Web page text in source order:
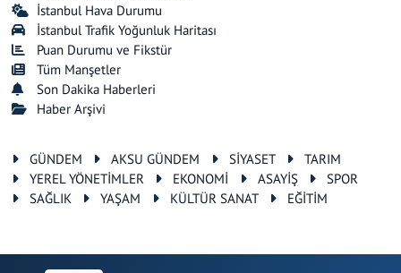
İstanbul Hava Durumu
İstanbul Trafik Yoğunluk Haritası
Puan Durumu ve Fikstür
Tüm Manşetler
Son Dakika Haberleri
Haber Arşivi
GÜNDEM AKSU GÜNDEM SİYASET
TARIM
YEREL YÖNETİMLER
EKONOMİ ASAYİŞ
SPOR
SAĞLIK
YAŞAM KÜLTÜR SANAT EĞİTİM